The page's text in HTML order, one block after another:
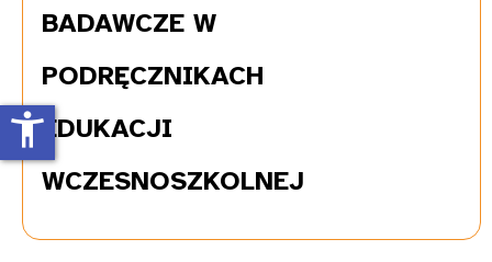
BADAWCZE W
PODRĘCZNIKACH
EDUKACJI
WCZESNOSZKOLNEJ
accessibility_new